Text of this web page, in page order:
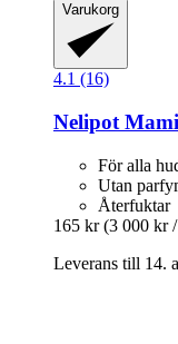
Varukorg
4.1 (16)
Nelipot
För alla
Utan
Återfuktar
165 kr (3 000 kr
Leverans till 14.